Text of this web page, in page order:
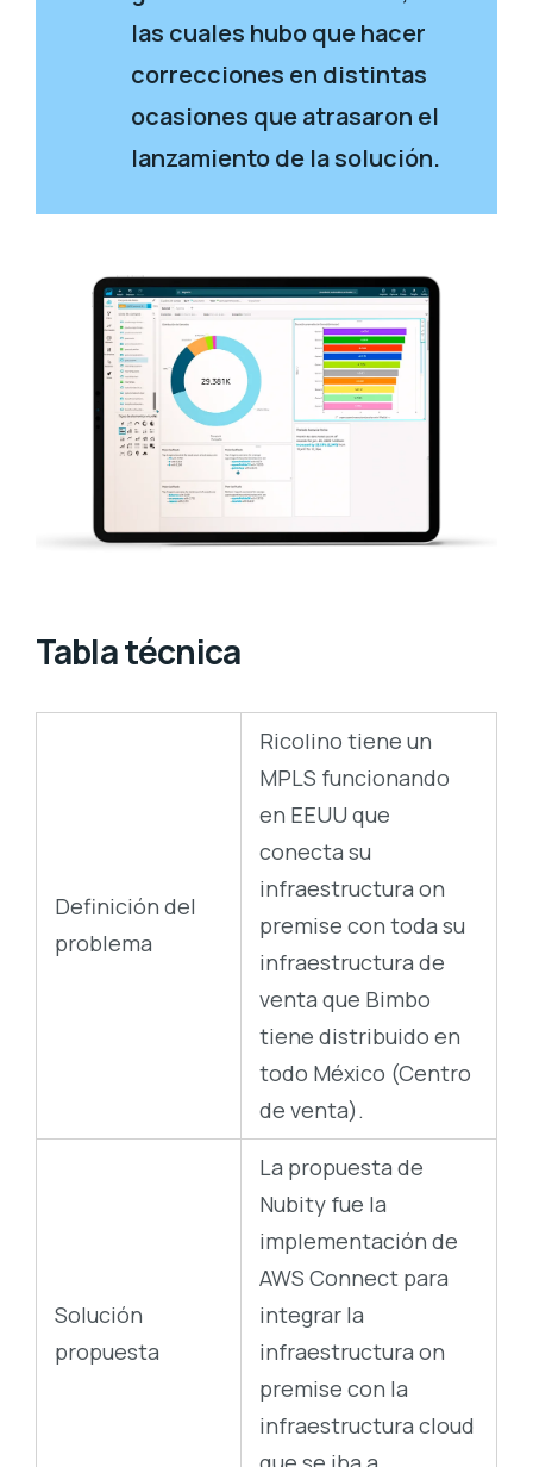
las cuales hubo que hacer
correcciones en distintas
ocasiones que atrasaron el
lanzamiento de la solución.
Tabla técnica
Definición del
problema
Ricolino tiene un
MPLS funcionando
en EEUU que
conecta su
infraestructura on
premise con toda su
infraestructura de
venta que Bimbo
tiene distribuido en
todo México (Centro
de venta).
Solución
propuesta
La propuesta de
Nubity fue la
implementación de
AWS Connect para
integrar la
infraestructura on
premise con la
infraestructura cloud